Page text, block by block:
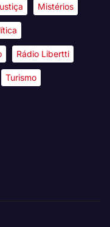
Mistérios
Rádio Libertti
Turismo